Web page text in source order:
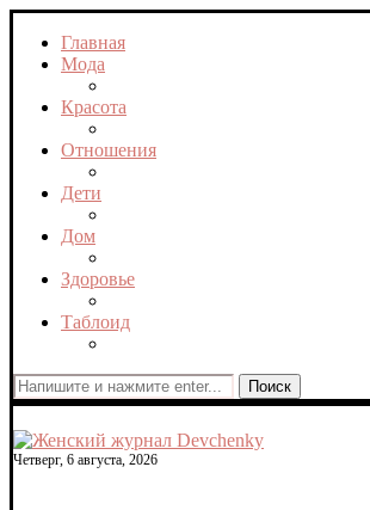
Главная
Мода
Красота
Отношения
Дети
Дом
Здоровье
Таблоид
Поиск
Четверг, 6 августа, 2026